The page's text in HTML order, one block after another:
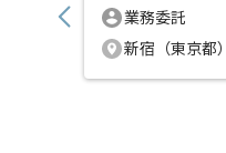
業務委託
新宿（東京都）